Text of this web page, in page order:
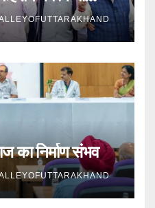
का निर्माण संभव